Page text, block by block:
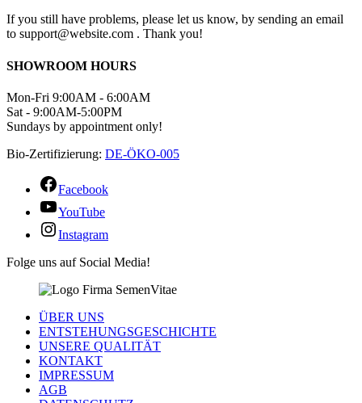
If you still have problems, please let us know, by sending an email
to support@website.com . Thank you!
SHOWROOM HOURS
Mon-Fri 9:00AM - 6:00AM
Sat - 9:00AM-5:00PM
Sundays by appointment only!
Bio-Zertifizierung: DE-ÖKO-005
Facebook
YouTube
Instagram
Folge uns auf Social Media!
ÜBER UNS
ENTSTEHUNGSGESCHICHTE
UNSERE QUALITÄT
KONTAKT
IMPRESSUM
AGB